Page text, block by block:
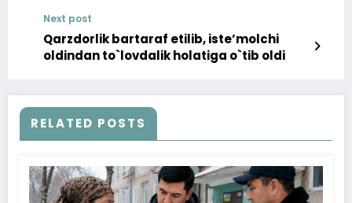
Next post
Qarzdorlik bartaraf etilib, isteʼmolchi
oldindan to`lovdalik holatiga o`tib oldi
RELATED POSTS